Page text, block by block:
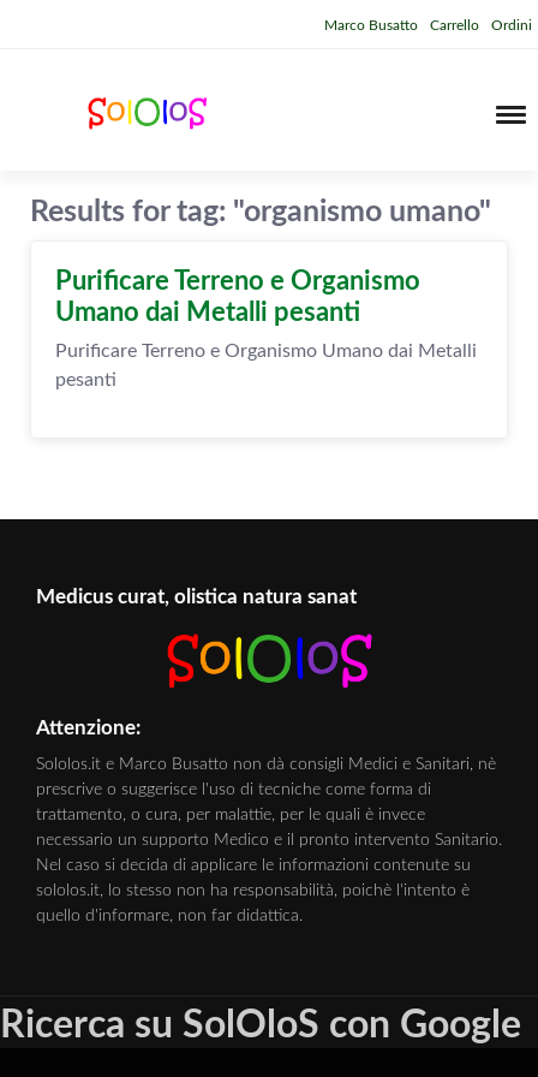
Marco Busatto Carrello Ordini
Results for tag: "organismo umano"
Purificare Terreno e Organismo
Umano dai Metalli pesanti
Purificare Terreno e Organismo Umano dai Metalli
pesanti
Medicus curat, olistica natura sanat
Attenzione:
Sololos.it e Marco Busatto non dà consigli Medici e Sanitari, nè
prescrive o suggerisce l'uso di tecniche come forma di
trattamento, o cura, per malattie, per le quali è invece
necessario un supporto Medico e il pronto intervento Sanitario.
Nel caso si decida di applicare le informazioni contenute su
sololos.it, lo stesso non ha responsabilità, poichè l'intento è
quello d'informare, non far didattica.
Ricerca su SolOloS con Google